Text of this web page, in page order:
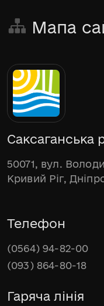
Мапа
Саксаганська
50071, вул.
Кривий Ріг,
Телефон
(0564) 94-82-00
(093) 864-80-18
Гаряча лінія